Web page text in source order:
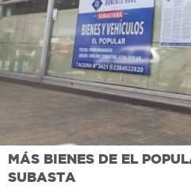
MÁS BIENES DE EL
SUBASTA